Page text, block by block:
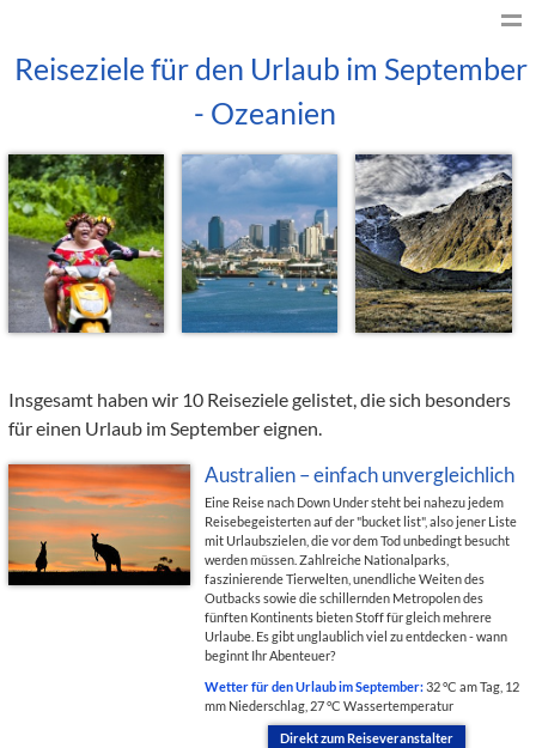
Reiseziele für den Urlaub im September
- Ozeanien
Insgesamt haben wir 10 Reiseziele gelistet, die sich besonders
für einen Urlaub im September eignen.
Australien – einfach unvergleichlich
Eine Reise nach Down Under steht bei nahezu jedem
Reisebegeisterten auf der "bucket list", also jener Liste
mit Urlaubszielen, die vor dem Tod unbedingt besucht
werden müssen. Zahlreiche Nationalparks,
faszinierende Tierwelten, unendliche Weiten des
Outbacks sowie die schillernden Metropolen des
fünften Kontinents bieten Stoff für gleich mehrere
Urlaube. Es gibt unglaublich viel zu entdecken - wann
beginnt Ihr Abenteuer?
Wetter für den Urlaub im September:32 °C am Tag, 12
mm Niederschlag, 27 °C Wassertemperatur
Direkt zum Reiseveranstalter